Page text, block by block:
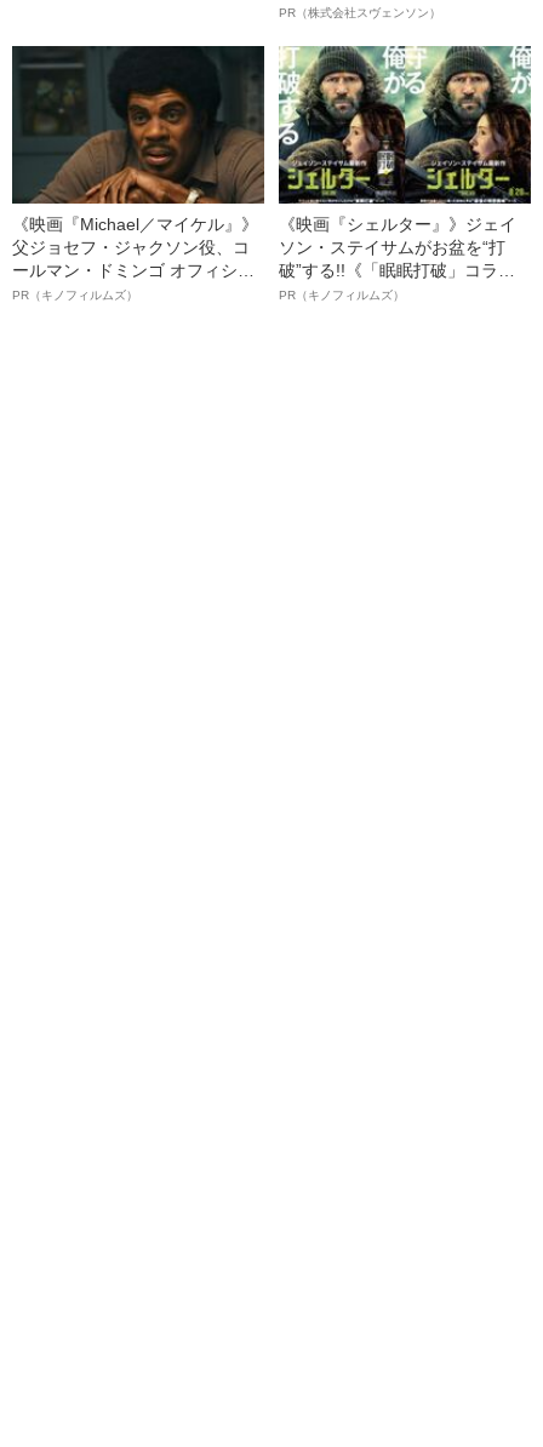
オイ”や“ベタつき”を解消す
ト”が生み出した徹底ケアとは
PR（株式会社スヴェンソン）
《映画『Michael／マイケル』》
父ジョセフ・ジャクソン役、コ
ールマン・ドミンゴ オフィシャ
ルインタビュー“観客を魅了した
PR（キノフィルムズ）
《映画『シェルター』》ジェイ
ソン・ステイサムがお盆を“打
破”する!!《「眠眠打破」コラ
ボ》
PR（キノフィルムズ）